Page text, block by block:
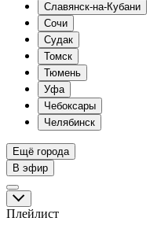
Славянск-на-Кубани
Сочи
Судак
Томск
Тюмень
Уфа
Чебоксары
Челябинск
Ещё города
В эфир
Плейлист